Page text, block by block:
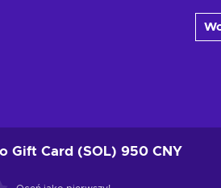
Gift Card (SOL) 950 CNY